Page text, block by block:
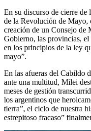
En su discurso de cierre de
de la Revolución de Mayo,
creación de un Consejo de
Gobierno, las provincias, el
en los principios de la ley
mayo”.
En las afueras del Cabildo
ante una multitud, Milei
meses de gestión
los argentinos que
tierra”, el ciclo de nuestra
estrepitoso fracaso”